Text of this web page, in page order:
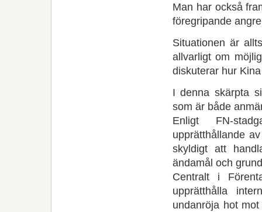
Man har också
föregripande
Situationen är
allvarligt om
diskuterar hur
I denna skärpta
som är både
Enligt FN-
upprätthållande
skyldigt att
ändamål och
Centralt i
upprätthålla
undanröja hot